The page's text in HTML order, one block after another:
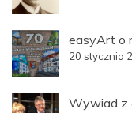
easyArt o
20 stycznia
Wywiad z